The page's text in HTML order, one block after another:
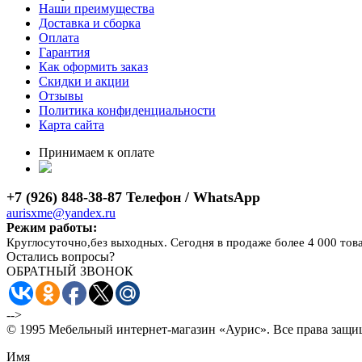
Наши преимущества
Доставка и сборка
Оплата
Гарантия
Как оформить заказ
Скидки и акции
Отзывы
Политика конфиденциальности
Карта сайта
Принимаем к оплате
+7 (926) 848-38-87 Телефон / WhatsApp
aurisxme@yandex.ru
Режим работы:
Круглосуточно,без выходных. Сегодня в продаже более 4 000
Остались вопросы?
ОБРАТНЫЙ ЗВОНОК
-->
© 1995 Мебельный интернет-магазин «Аурис». Все права
Имя